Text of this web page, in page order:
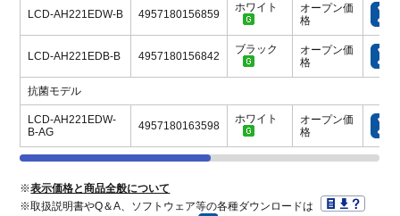
LCD-AH221EDW-B 4957180156859
ホワイト
オープン価
格
LCD-AH221EDB-B 4957180156842
ブラック
オープン価
格
抗菌モデル
LCD-AH221EDW-
B-AG
4957180163598
ホワイト
オープン価
格
※表示価格と商品全般について
※取扱説明書やQ＆A、ソフトウェア等の各種ダウンロードは